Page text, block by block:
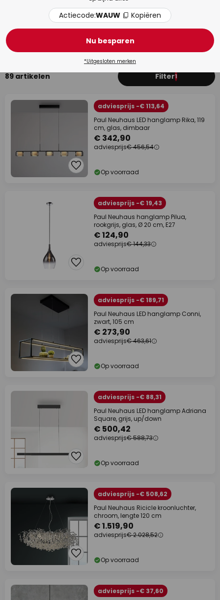
89 artikelen Filter1
adviesprijs -€ 113,64
Paul Neuhaus LED hanglamp Rika, 119
cm, glas, dimbaar
€ 342,90
adviesprijs€ 456,54
Op voorraad
adviesprijs -€ 19,43
Paul Neuhaus hanglamp Pilua,
rookgrijs, glas, Ø 20 cm, E27
€ 124,90
adviesprijs€ 144,33
Op voorraad
adviesprijs -€ 189,71
Paul Neuhaus LED hanglamp Conni,
zwart, 105 cm
€ 273,90
adviesprijs€ 463,61
Op voorraad
adviesprijs -€ 88,31
Paul Neuhaus LED hanglamp Adriana
Square, grijs, up/down
€ 500,42
adviesprijs€ 588,73
Op voorraad
adviesprijs -€ 508,62
Paul Neuhaus Ricicle kroonluchter,
chroom, lengte 120 cm
€ 1.519,90
adviesprijs€ 2.028,52
Op voorraad
adviesprijs -€ 37,60
Actiecode:WAUW Kopiëren
Nu besparen
*Uitgesloten merken